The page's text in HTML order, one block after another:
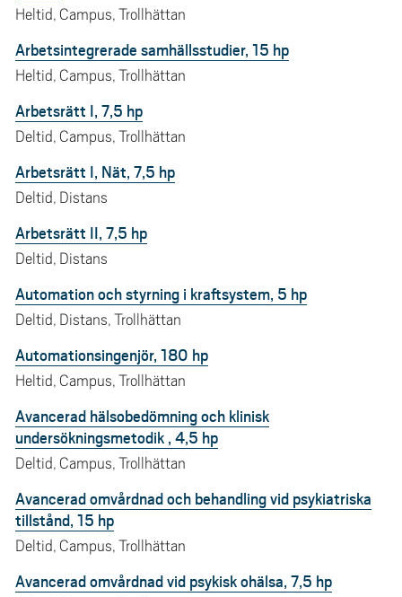
Heltid, Campus, Trollhättan
Arbetsintegrerade samhällsstudier, 15 hp
Heltid, Campus, Trollhättan
Arbetsrätt I, 7,5 hp
Deltid, Campus, Trollhättan
Arbetsrätt I, Nät, 7,5 hp
Deltid, Distans
Arbetsrätt II, 7,5 hp
Deltid, Distans
Automation och styrning i kraftsystem, 5 hp
Deltid, Distans, Trollhättan
Automationsingenjör, 180 hp
Heltid, Campus, Trollhättan
Avancerad hälsobedömning och klinisk
undersökningsmetodik , 4,5 hp
Deltid, Campus, Trollhättan
Avancerad omvårdnad och behandling vid psykiatriska
tillstånd, 15 hp
Deltid, Campus, Trollhättan
Avancerad omvårdnad vid psykisk ohälsa, 7,5 hp